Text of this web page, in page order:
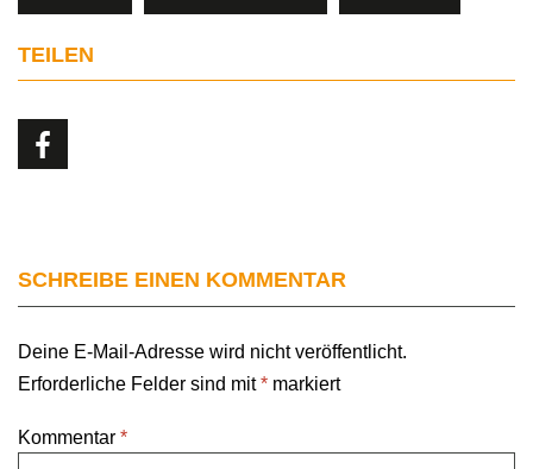
TEILEN
SCHREIBE EINEN KOMMENTAR
Deine E-Mail-Adresse wird nicht veröffentlicht.
Erforderliche Felder sind mit* markiert
Kommentar *